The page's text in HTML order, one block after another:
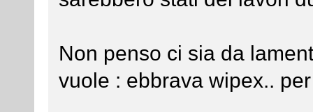
Non penso ci sia da
vuole : ebbrava wipex..